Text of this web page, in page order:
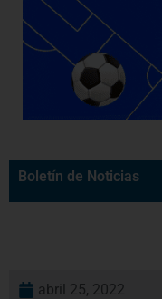
Boletín de Noticias
abril 25, 2022